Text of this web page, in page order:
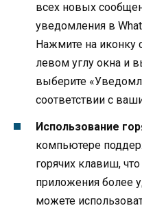
всех новых
уведомления в
Нажмите на иконку
левом углу окна и
выберите
соответствии с
Использование
компьютере
горячих клавиш,
приложения более
можете